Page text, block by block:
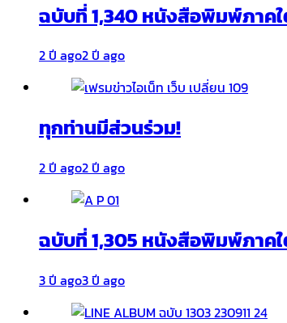
ฉบับที่ 1,340 หนังสือพิมพ์ภาค
2 ปี ago2 ปี ago
ทุกท่านมีส่วนร่วม!
2 ปี ago2 ปี ago
ฉบับที่ 1,305 หนังสือพิมพ์ภาค
3 ปี ago3 ปี ago